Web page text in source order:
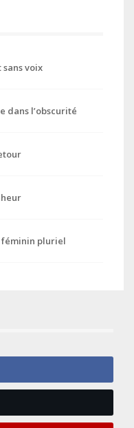
voix
dans l’obscurité
féminin pluriel